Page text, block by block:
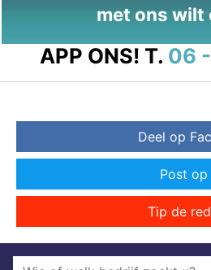
met ons wilt
APP ONS! T. 06
Deel op
Post op
Tip de